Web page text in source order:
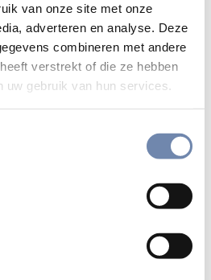
van onze site met onze
adverteren en analyse. Deze
combineren met andere
verstrekt of die ze hebben
uw gebruik van hun services.
zijn de Geestelijke Oefeningen
oefeningen vormen een
geestelijke groei en innerlijke
je op?
drukte en vindt rust voor je ziel.